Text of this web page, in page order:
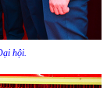
hội.